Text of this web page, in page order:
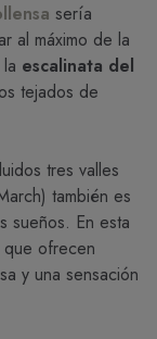
sería
al máximo de la
escalinata del
tejados de
tres valles
también es
sueños. En esta
ofrecen
y una sensación